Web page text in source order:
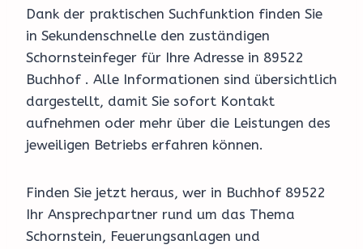
Dank der praktischen Suchfunktion finden Sie
in Sekundenschnelle den zuständigen
Schornsteinfeger für Ihre Adresse in 89522
Buchhof . Alle Informationen sind übersichtlich
dargestellt, damit Sie sofort Kontakt
aufnehmen oder mehr über die Leistungen des
jeweiligen Betriebs erfahren können.
Finden Sie jetzt heraus, wer in Buchhof 89522
Ihr Ansprechpartner rund um das Thema
Schornstein, Feuerungsanlagen und